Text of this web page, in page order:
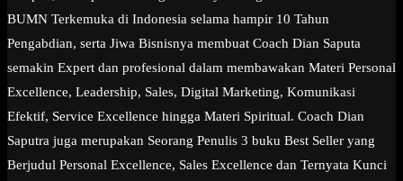
BUMN Terkemuka di Indonesia selama hampir 10 Tahun
Pengabdian, serta Jiwa Bisnisnya membuat Coach Dian Saputa
semakin Expert dan profesional dalam membawakan Materi Personal
Excellence, Leadership, Sales, Digital Marketing, Komunikasi
Efektif, Service Excellence hingga Materi Spiritual. Coach Dian
Saputra juga merupakan Seorang Penulis 3 buku Best Seller yang
Berjudul Personal Excellence, Sales Excellence dan Ternyata Kunci